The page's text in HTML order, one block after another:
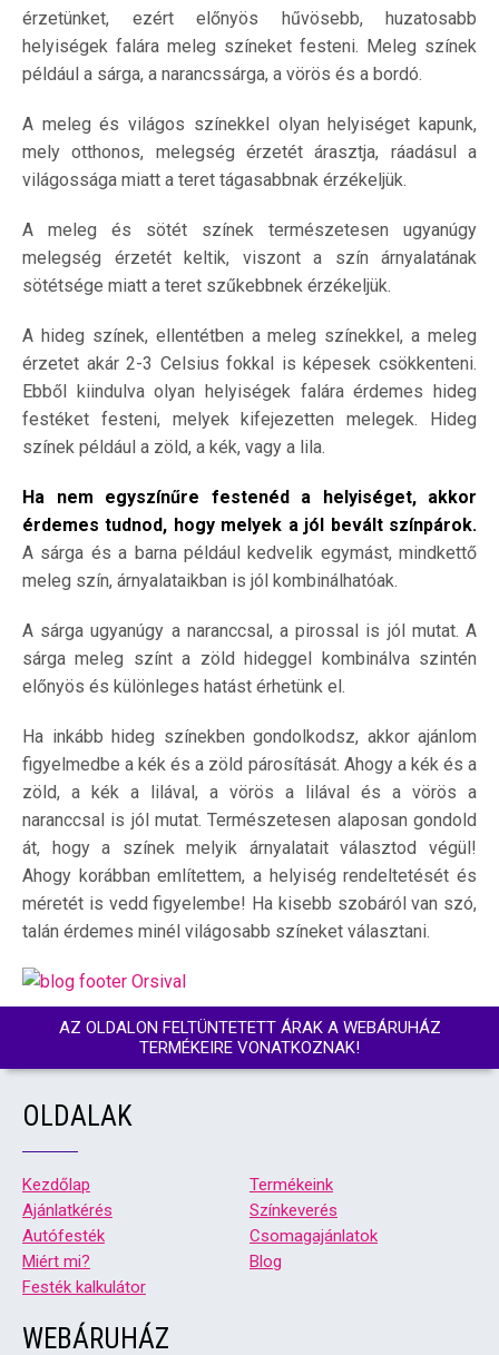
érzetünket, ezért előnyös hűvösebb, huzatosabb
helyiségek falára meleg színeket festeni. Meleg színek
például a sárga, a narancssárga, a vörös és a bordó.
A meleg és világos színekkel olyan helyiséget kapunk,
mely otthonos, melegség érzetét árasztja, ráadásul a
világossága miatt a teret tágasabbnak érzékeljük.
A meleg és sötét színek természetesen ugyanúgy
melegség érzetét keltik, viszont a szín árnyalatának
sötétsége miatt a teret szűkebbnek érzékeljük.
A hideg színek, ellentétben a meleg színekkel, a meleg
érzetet akár 2-3 Celsius fokkal is képesek csökkenteni.
Ebből kiindulva olyan helyiségek falára érdemes hideg
festéket festeni, melyek kifejezetten melegek. Hideg
színek például a zöld, a kék, vagy a lila.
Ha nem egyszínűre festenéd a helyiséget, akkor
érdemes tudnod, hogy melyek a jól bevált színpárok.
A sárga és a barna például kedvelik egymást, mindkettő
meleg szín, árnyalataikban is jól kombinálhatóak.
A sárga ugyanúgy a naranccsal, a pirossal is jól mutat. A
sárga meleg színt a zöld hideggel kombinálva szintén
előnyös és különleges hatást érhetünk el.
Ha inkább hideg színekben gondolkodsz, akkor ajánlom
figyelmedbe a kék és a zöld párosítását. Ahogy a kék és a
zöld, a kék a lilával, a vörös a lilával és a vörös a
naranccsal is jól mutat. Természetesen alaposan gondold
át, hogy a színek melyik árnyalatait választod végül!
Ahogy korábban említettem, a helyiség rendeltetését és
méretét is vedd figyelembe! Ha kisebb szobáról van szó,
talán érdemes minél világosabb színeket választani.
AZ OLDALON FELTÜNTETETT ÁRAK A WEBÁRUHÁZ
TERMÉKEIRE VONATKOZNAK!
OLDALAK
Kezdőlap
Termékeink
Ajánlatkérés
Színkeverés
Autófesték
Csomagajánlatok
Miért mi?
Blog
Festék kalkulátor
WEBÁRUHÁZ